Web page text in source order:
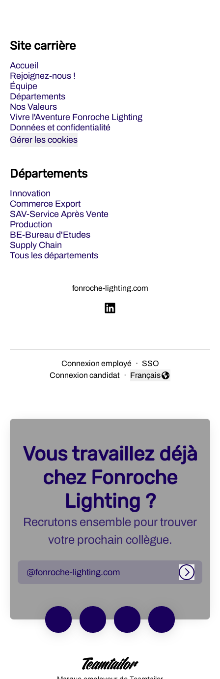
Site carrière
Accueil
Rejoignez-nous !
Équipe
Départements
Nos Valeurs
Vivre l'Aventure Fonroche Lighting
Données et confidentialité
Gérer les cookies
Départements
Innovation
Commerce Export
SAV-Service Après Vente
Production
BE-Bureau d'Etudes
Supply Chain
Tous les départements
fonroche-lighting.com
Connexion employé · SSO
Connexion candidat ·
Changer la langue
Français
Vous travaillez déjà
chez Fonroche
Lighting ?
Recrutons ensemble pour trouver
votre prochain collègue.
@fonroche-lighting.com